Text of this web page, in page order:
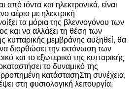
από ιόντα και ηλεκτρονικά, είναι
αέριο με ηλεκτρική
τα μόρια της βλεννογόνου των
και να αλλάξει τη θέση των
κυτταρικής μεμβράνης αυξηθεί, θα
διορθώσει την εκτόνωση των
και το εξωτερικό της κυτταρικής
το δυναμικό της
κατάστασηΣτη συνέχεια,
στη φυσιολογική λειτουργία,